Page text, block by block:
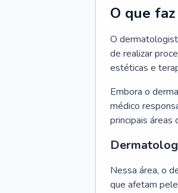
O que
O
de realizar
estéticas e
Embora o
médico
principais áreas
Nessa área, o
que afetam